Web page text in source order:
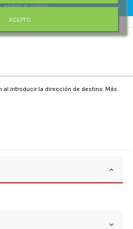
Añadir al carrito
al introducir la dirección de destino. Más
ACEPTO